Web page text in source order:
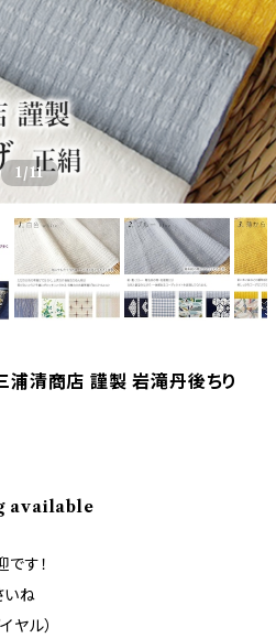
1 /11
清商店 謹製 岩滝丹後ちり
available
す！
いね
ル）